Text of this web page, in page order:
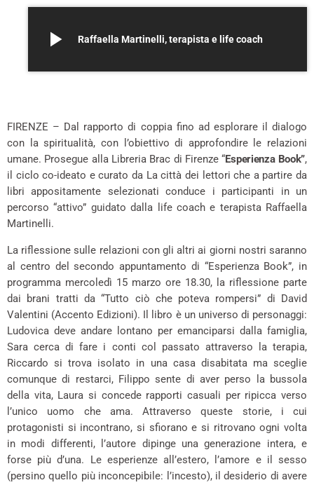
play_arrow Raffaella Martinelli, terapista e life coach
FIRENZE – Dal rapporto di coppia fino ad esplorare il dialogo
con la spiritualità, con l’obiettivo di approfondire le relazioni
umane. Prosegue alla Libreria Brac di Firenze “Esperienza Book”,
il ciclo co-ideato e curato da La città dei lettori che a partire da
libri appositamente selezionati conduce i participanti in un
percorso “attivo” guidato dalla life coach e terapista Raffaella
Martinelli.
La riflessione sulle relazioni con gli altri ai giorni nostri saranno
al centro del secondo appuntamento di “Esperienza Book”, in
programma mercoledì 15 marzo ore 18.30, la riflessione parte
dai brani tratti da “Tutto ciò che poteva rompersi” di David
Valentini (Accento Edizioni). Il libro è un universo di personaggi:
Ludovica deve andare lontano per emanciparsi dalla famiglia,
Sara cerca di fare i conti col passato attraverso la terapia,
Riccardo si trova isolato in una casa disabitata ma sceglie
comunque di restarci, Filippo sente di aver perso la bussola
della vita, Laura si concede rapporti casuali per ripicca verso
l’unico uomo che ama. Attraverso queste storie, i cui
protagonisti si incontrano, si sfiorano e si ritrovano ogni volta
in modi differenti, l’autore dipinge una generazione intera, e
forse più d’una. Le esperienze all’estero, l’amore e il sesso
(persino quello più inconcepibile: l’incesto), il desiderio di avere